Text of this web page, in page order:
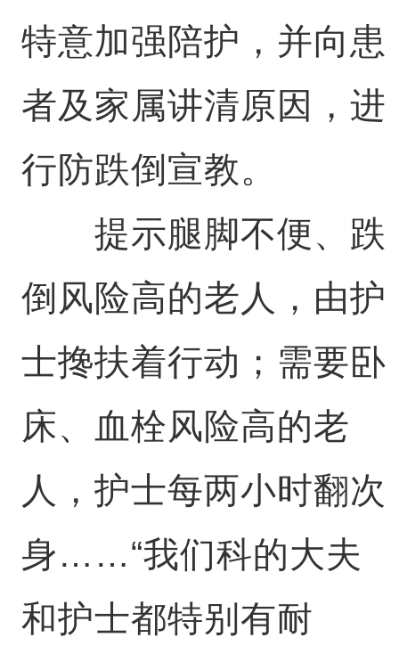
特意加强陪护，并向患
者及家属讲清原因，进
行防跌倒宣教。
提示腿脚不便、跌
倒风险高的老人，由护
士搀扶着行动；需要卧
床、血栓风险高的老
人，护士每两小时翻次
身……“我们科的大夫
和护士都特别有耐